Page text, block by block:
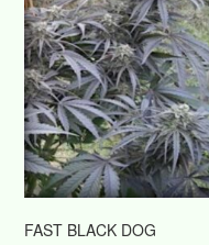
FAST BLACK DOG